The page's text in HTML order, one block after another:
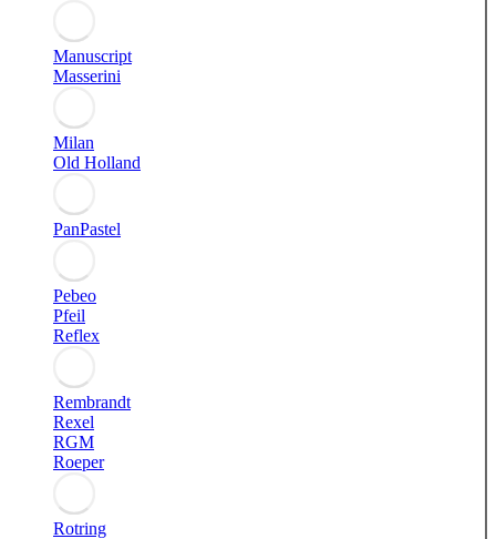
Manuscript
Masserini
Milan
Old Holland
PanPastel
Pebeo
Pfeil
Reflex
Rembrandt
Rexel
RGM
Roeper
Rotring